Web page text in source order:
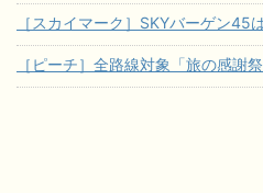
［スカイマーク］SKYバーゲン
［ピーチ］全路線対象「旅の感謝